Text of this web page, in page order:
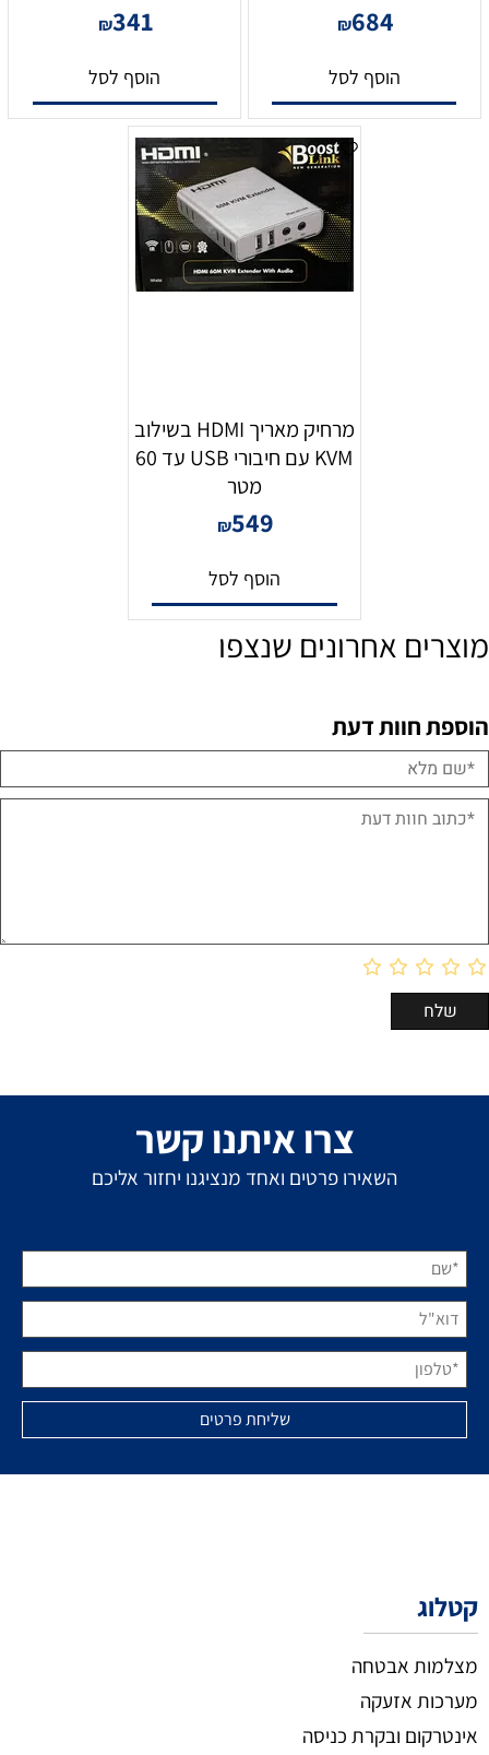
₪684
הוסף לסל
₪341
הוסף לסל
מרחיק מאריך HDMI בשילוב
KVM עם חיבורי USB עד 60
מטר
₪549
הוסף לסל
מוצרים אחרונים שנצפו
הוספת חוות דעת
צרו איתנו קשר
השאירו פרטים ואחד מנציגנו יחזור אליכם
קטלוג
מצלמות אבטחה
מערכות אזעקה
אינטרקום ובקרת כניסה